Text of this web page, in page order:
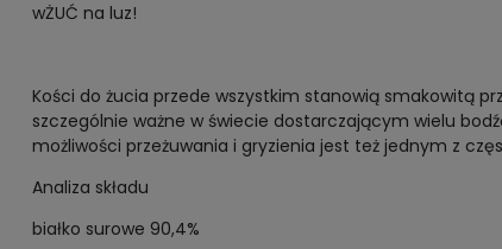
wŻUĆ na luz!
Kości do żucia przede wszystkim stanowią smakowitą
szczególnie ważne w świecie dostarczającym wielu
możliwości przeżuwania i gryzienia jest też jednym z
Analiza składu
białko surowe 90,4%